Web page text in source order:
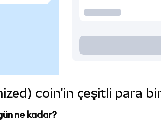
coin'in çeşitli para
ne kadar?